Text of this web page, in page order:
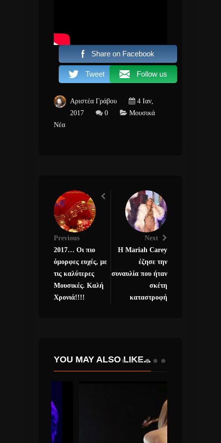
Share on Facebook
Tweet Follow us
Αριστέα Γράβου
4 Ιαν,
2017
0
Μουσικά
Νέα
Previous
2017… Οι πιο
όμορφες ευχές, με
τις καλύτερες
Μουσικές. Καλή
Χρονιά!!!!
Next
Η Mariah Carey
έζησε την
συναυλία που ήταν
σκέτη
καταστροφή
YOU MAY ALSO LIKE...